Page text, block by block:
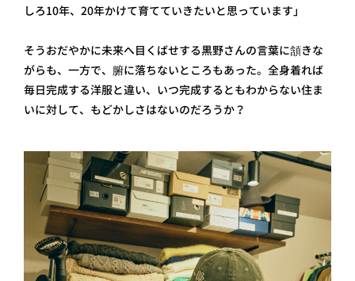
しろ10年、20年かけて育てていきたいと思っています」
そうおだやかに未来へ目くばせする黒野さんの言葉に頷きな
がらも、一方で、腑に落ちないところもあった。全身着れば
毎日完成する洋服と違い、いつ完成するともわからない住ま
いに対して、もどかしさはないのだろうか？